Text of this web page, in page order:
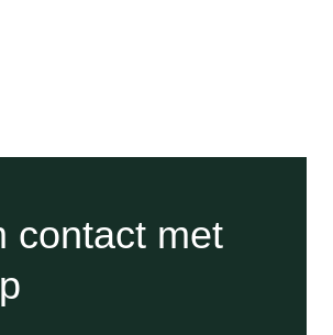
contact met